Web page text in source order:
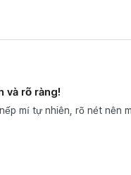
và rõ ràng!
mí tự nhiên, rõ nét nên